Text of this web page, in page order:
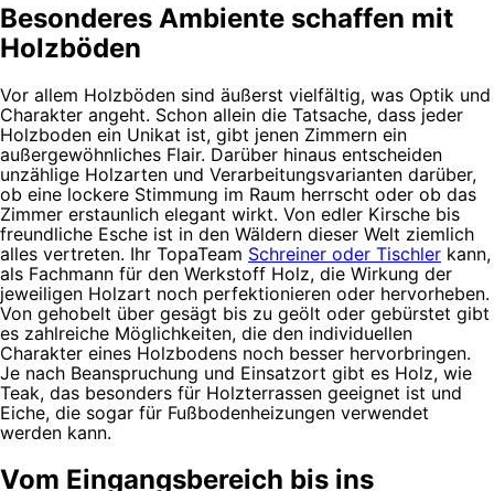
Besonderes Ambiente schaffen mit
Holzböden
Vor allem Holzböden sind äußerst vielfältig, was Optik und
Charakter angeht. Schon allein die Tatsache, dass jeder
Holzboden ein Unikat ist, gibt jenen Zimmern ein
außergewöhnliches Flair. Darüber hinaus entscheiden
unzählige Holzarten und Verarbeitungsvarianten darüber,
ob eine lockere Stimmung im Raum herrscht oder ob das
Zimmer erstaunlich elegant wirkt. Von edler Kirsche bis
freundliche Esche ist in den Wäldern dieser Welt ziemlich
alles vertreten. Ihr TopaTeam Schreiner oder Tischler kann,
als Fachmann für den Werkstoff Holz, die Wirkung der
jeweiligen Holzart noch perfektionieren oder hervorheben.
Von gehobelt über gesägt bis zu geölt oder gebürstet gibt
es zahlreiche Möglichkeiten, die den individuellen
Charakter eines Holzbodens noch besser hervorbringen.
Je nach Beanspruchung und Einsatzort gibt es Holz, wie
Teak, das besonders für Holzterrassen geeignet ist und
Eiche, die sogar für Fußbodenheizungen verwendet
werden kann.
Vom Eingangsbereich bis ins